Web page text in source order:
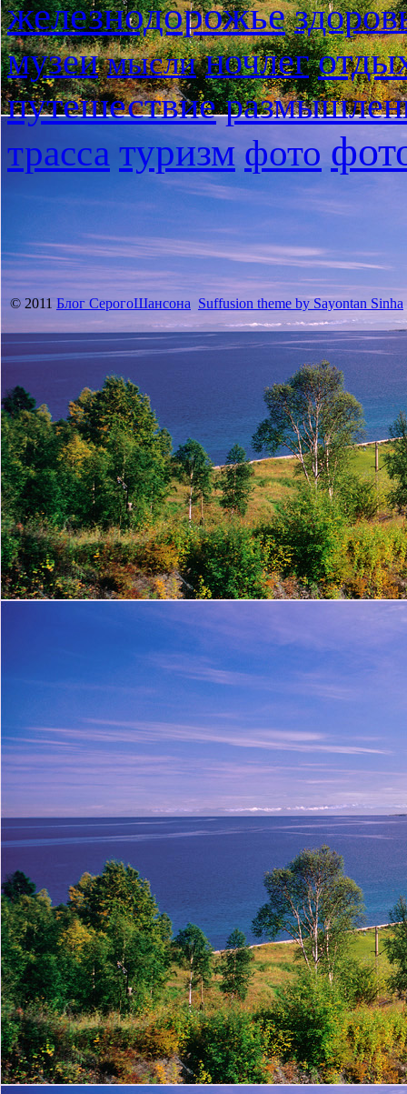
железнодорожье
музеи мысли ночлег
путешествие
трасса туризм фото
© 2011Блог СерогоШансона Suffusion theme by Sayontan Sinha